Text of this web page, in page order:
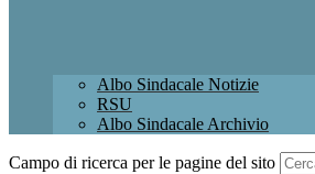
Albo Sindacale Notizie
RSU
Albo Sindacale Archivio
Campo di ricerca per le pagine del sito